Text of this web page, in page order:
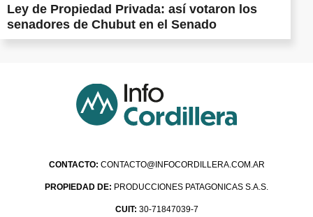
Ley de Propiedad Privada: así votaron los
senadores de Chubut en el Senado
CONTACTO: CONTACTO@INFOCORDILLERA.COM.AR
PROPIEDAD DE: PRODUCCIONES PATAGONICAS S.A.S.
CUIT: 30-71847039-7